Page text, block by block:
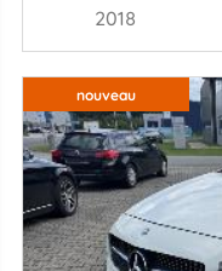
2018
nouveau